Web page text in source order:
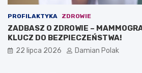
PROFILAKTYKA ZDROWIE
ZADBASZ O ZDROWIE –
KLUCZ DO BEZPIECZEŃSTWA!
22 lipca 2026 Damian Polak